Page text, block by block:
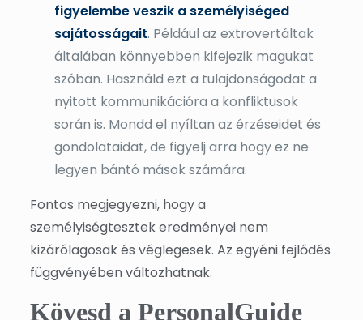
figyelembe veszik a személyiséged
sajátosságait. Például az extrovertáltak
általában könnyebben kifejezik magukat
szóban. Használd ezt a tulajdonságodat a
nyitott kommunikációra a konfliktusok
során is. Mondd el nyíltan az érzéseidet és
gondolataidat, de figyelj arra hogy ez ne
legyen bántó mások számára.
Fontos megjegyezni, hogy a
személyiségtesztek eredményei nem
kizárólagosak és véglegesek. Az egyéni fejlődés
függvényében változhatnak.
Kövesd a PersonalGuide